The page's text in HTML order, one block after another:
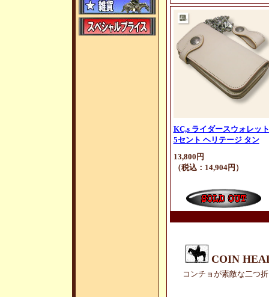
KC,s ライダースウォレット
5セント ヘリテージ タン
13,800円
（税込：14,904円）
COIN
コンチョが素敵な二つ